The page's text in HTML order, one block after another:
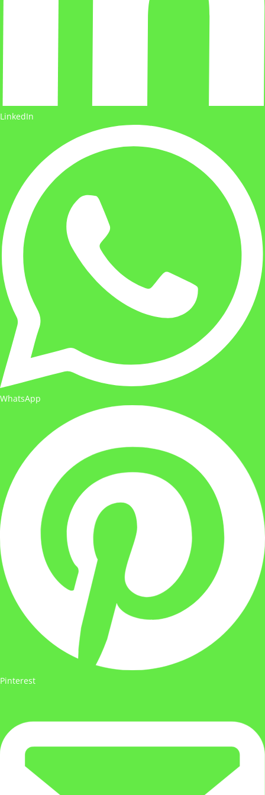
LinkedIn
WhatsApp
Pinterest